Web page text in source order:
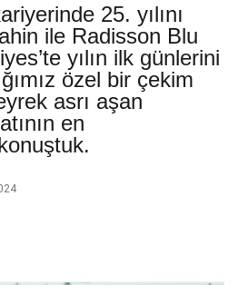
25. yılını
ile Radisson Blu
yılın ilk günlerini
özel bir çekim
asrı aşan
en